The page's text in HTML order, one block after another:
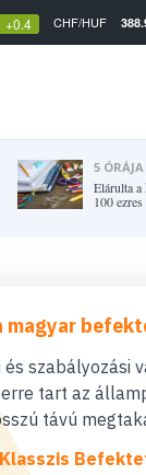
+0.4 CHF/HUF
5 ÓRÁJA
Elárulta a
100
magyar
szabályozási
tart az
távú
Klasszis